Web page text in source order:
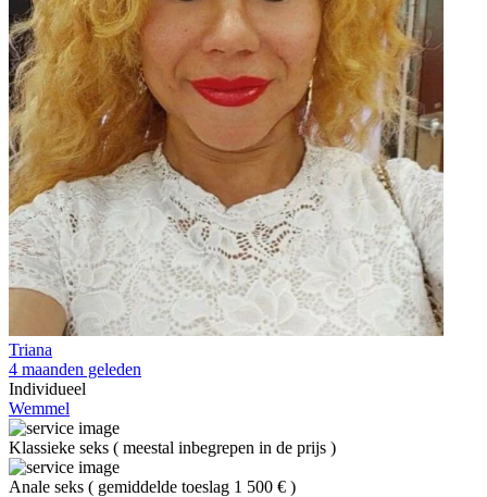
Triana
4 maanden geleden
Individueel
Wemmel
Klassieke seks ( meestal inbegrepen in de prijs )
Anale seks ( gemiddelde toeslag 1 500 € )